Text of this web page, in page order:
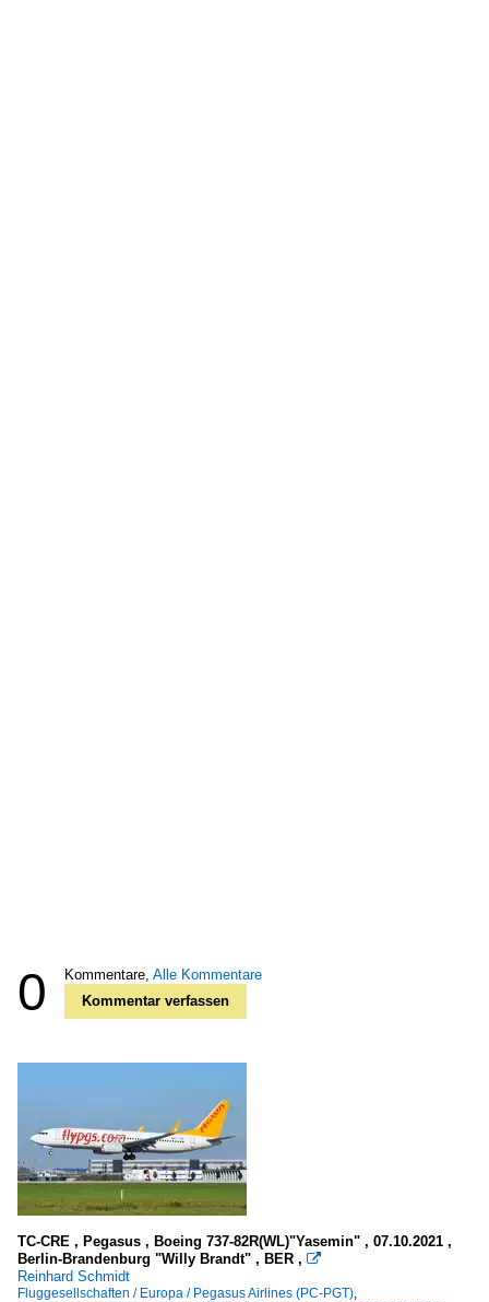
0 Kommentare, Alle Kommentare
Kommentar verfassen
TC-CRE , Pegasus , Boeing 737-82R(WL)"Yasemin" , 07.10.2021 ,
Berlin-Brandenburg "Willy Brandt" , BER , 
Reinhard Schmidt
Fluggesellschaften / Europa / Pegasus Airlines (PC-PGT),